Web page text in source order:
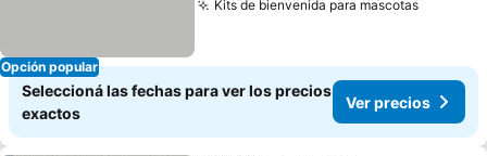
Opción popular
Kits de bienvenida para mascotasVer
Seleccioná las fechas para ver los precios
exactos
Ver precios